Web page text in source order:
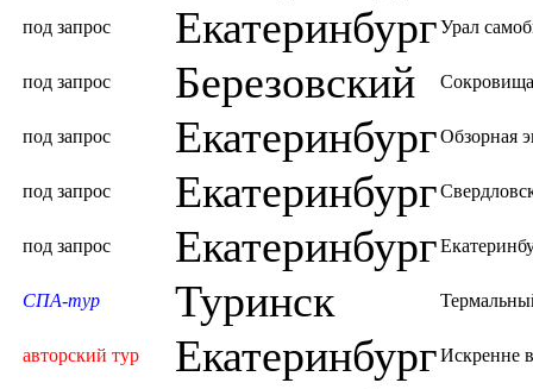
под запрос ЕкатеринбургУрал
под запрос Березовский
под запрос ЕкатеринбургОбзорная
под запрос Екатеринбург
под запрос Екатеринбург
СПА-тур Туринск
авторский тур ЕкатеринбургИскренне